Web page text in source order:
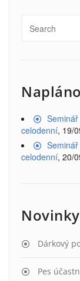
celodenní, 19/
celodenní, 20/
Novinky
Dárkový
Pes